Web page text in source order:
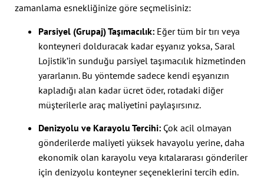
zamanlama esnekliğinize göre seçmelisiniz:
Parsiyel (Grupaj) Taşımacılık: Eğer tüm bir tırı veya
konteyneri dolduracak kadar eşyanız yoksa, Saral
Lojistik’in sunduğu parsiyel taşımacılık hizmetinden
yararlanın. Bu yöntemde sadece kendi eşyanızın
kapladığı alan kadar ücret öder, rotadaki diğer
müşterilerle araç maliyetini paylaşırsınız.
Denizyolu ve Karayolu Tercihi: Çok acil olmayan
gönderilerde maliyeti yüksek havayolu yerine, daha
ekonomik olan karayolu veya kıtalararası gönderiler
için denizyolu konteyner seçeneklerini tercih edin.